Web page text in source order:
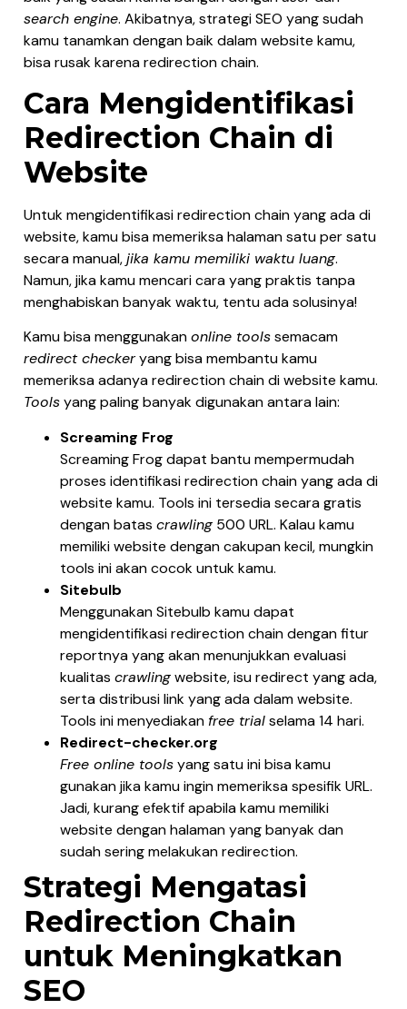
search engine. Akibatnya, strategi SEO yang sudah
kamu tanamkan dengan baik dalam website kamu,
bisa rusak karena redirection chain.
Cara Mengidentifikasi
Redirection Chain di
Website
Untuk mengidentifikasi redirection chain yang ada di
website, kamu bisa memeriksa halaman satu per satu
secara manual,jika kamu memiliki waktu luang.
Namun, jika kamu mencari cara yang praktis tanpa
menghabiskan banyak waktu, tentu ada solusinya!
Kamu bisa menggunakanonline toolssemacam
redirect checkeryang bisa membantu kamu
memeriksa adanya redirection chain di website kamu.
Toolsyang paling banyak digunakan antara lain:
Screaming Frog
Screaming Frog dapat bantu mempermudah
proses identifikasi redirection chain yang ada di
website kamu. Tools ini tersedia secara gratis
dengan batas crawling 500 URL. Kalau kamu
memiliki website dengan cakupan kecil, mungkin
tools ini akan cocok untuk kamu.
Sitebulb
Menggunakan Sitebulb kamu dapat
mengidentifikasi redirection chain dengan fitur
reportnya yang akan menunjukkan evaluasi
kualitas crawlingwebsite, isu redirect yang ada,
serta distribusi link yang ada dalam website.
Tools ini menyediakan free trialselama 14 hari.
Redirect-checker.org
Free online toolsyang satu ini bisa kamu
gunakan jika kamu ingin memeriksa spesifik URL.
Jadi, kurang efektif apabila kamu memiliki
website dengan halaman yang banyak dan
sudah sering melakukan redirection.
Strategi Mengatasi
Redirection Chain
untuk Meningkatkan
SEO